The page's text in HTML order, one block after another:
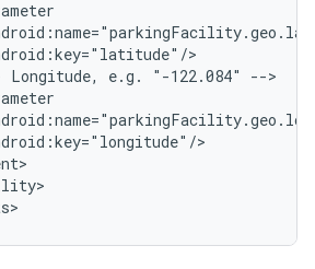
Longitude, e.g. "-122.084"